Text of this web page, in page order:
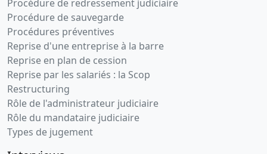
Procédure de redressement judiciaire
Procédure de sauvegarde
Procédures préventives
Reprise d'une entreprise à la barre
Reprise en plan de cession
Reprise par les salariés : la Scop
Restructuring
Rôle de l'administrateur judiciaire
Rôle du mandataire judiciaire
Types de jugement